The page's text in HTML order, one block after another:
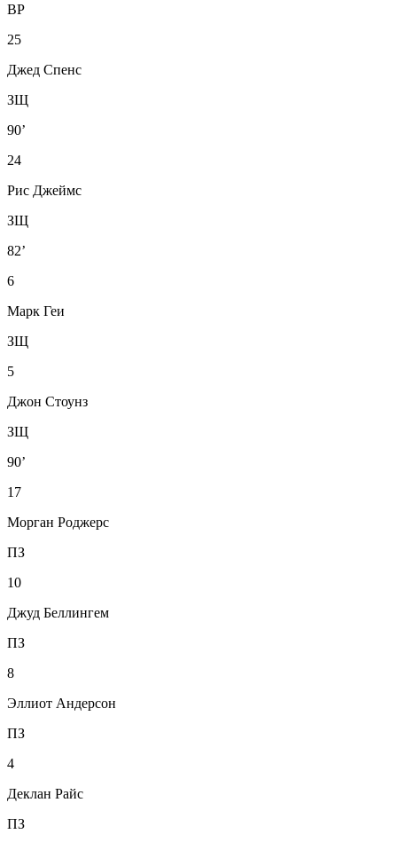
ВР
25
Джед Спенс
ЗЩ
90’
24
Рис Джеймс
ЗЩ
82’
6
Марк Геи
ЗЩ
5
Джон Стоунз
ЗЩ
90’
17
Морган Роджерс
ПЗ
10
Джуд Беллингем
ПЗ
8
Эллиот Андерсон
ПЗ
4
Деклан Райс
ПЗ